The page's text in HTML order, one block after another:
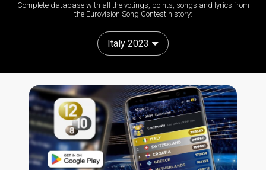
Complete database with all the votings, points, songs and lyrics from
the Eurovision Song Contest history:
Italy 2023